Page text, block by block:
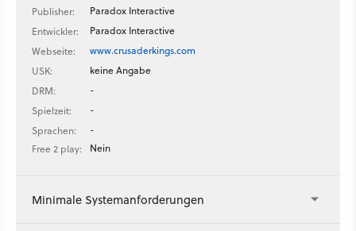
Publisher:
Paradox Interactive
Entwickler:
Paradox Interactive
Webseite:
www.crusaderkings.com
USK:
keine Angabe
DRM:
-
Spielzeit:
-
Sprachen:
-
Free 2 play:
Nein
Minimale Systemanforderungen